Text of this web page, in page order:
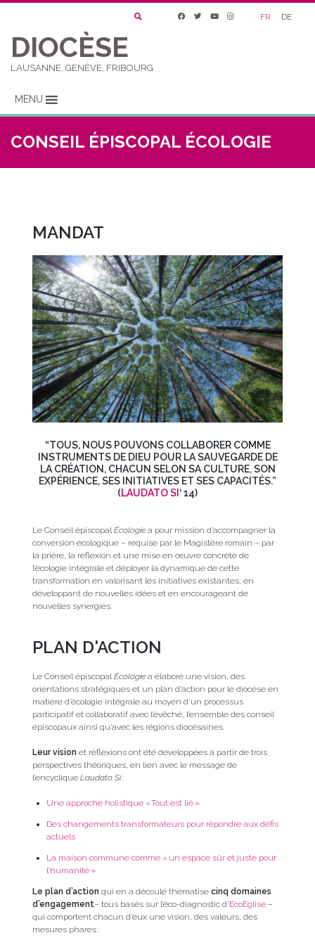
FR DE
DIOCÈSE
LAUSANNE, GENÈVE, FRIBOURG
MENU
CONSEIL ÉPISCOPAL ÉCOLOGIE
MANDAT
“TOUS, NOUS POUVONS COLLABORER COMME
INSTRUMENTS DE DIEU POUR LA SAUVEGARDE DE
LA CRÉATION, CHACUN SELON SA CULTURE, SON
EXPÉRIENCE, SES INITIATIVES ET SES CAPACITÉS.”
(LAUDATOSI‘ 14)
Le Conseil épiscopal Écologie a pour mission d’accompagner la
conversion écologique – requise par le Magistère romain – par
la prière, la réflexion et une mise en œuvre concrète de
l’écologie intégrale et déployer la dynamique de cette
transformation en valorisant les initiatives existantes, en
développant de nouvelles idées et en encourageant de
nouvelles synergies.
PLAN D'ACTION
Le Conseil épiscopal Écologiea élaboré une vision, des
orientations stratégiques et un plan d’action pour le diocèse en
matière d’écologie intégrale au moyen d’un processus
participatif et collaboratif avec l’évêché, l’ensemble des conseil
épiscopaux ainsi qu’avec les régions diocésaines.
Leur vision et réflexions ont été développées à partir de trois
perspectives théoriques, en lien avec le message de
l’encyclique Laudato Si:
Une approche holistique « Tout est lié »
Des changements transformateurs pour répondre aux défis
actuels
La maison commune comme « un espace sûr et juste pour
l’humanité »
Le plan d’action qui en a découlé thématise cinq domaines
d’engagement– tous basés sur l’éco-diagnostic d’EcoEglise–
qui comportent chacun d’eux une vision, des valeurs, des
mesures phares :